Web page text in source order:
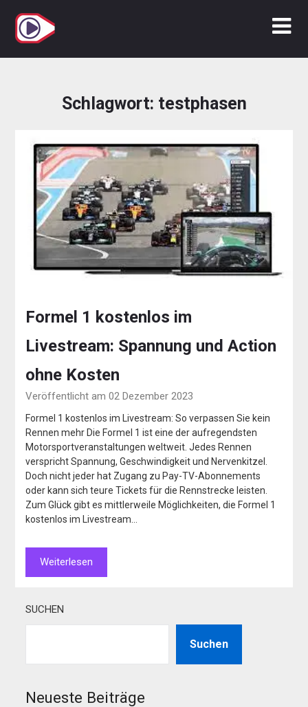
Inhalt
springen
Schlagwort: testphasen
Formel 1 kostenlos im
Livestream: Spannung und Action
ohne Kosten
Veröffentlicht am 02 Dezember 2023
Formel 1 kostenlos im Livestream: So verpassen Sie kein
Rennen mehr Die Formel 1 ist eine der aufregendsten
Motorsportveranstaltungen weltweit. Jedes Rennen
verspricht Spannung, Geschwindigkeit und Nervenkitzel.
Doch nicht jeder hat Zugang zu Pay-TV-Abonnements
oder kann sich teure Tickets für die Rennstrecke leisten.
Zum Glück gibt es mittlerweile Möglichkeiten, die Formel 1
kostenlos im Livestream…
Weiterlesen
SUCHEN
Suchen
Neueste Beiträge